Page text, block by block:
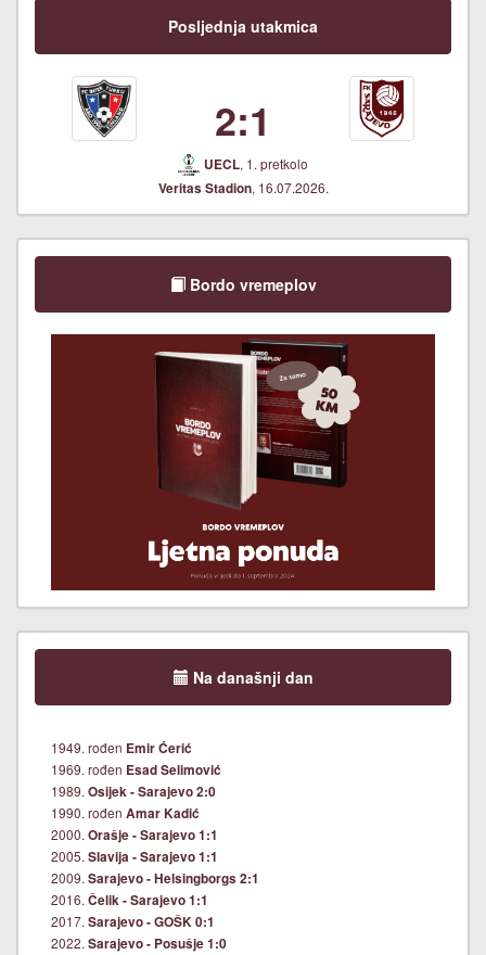
Posljednja utakmica
2:1
UECL, 1. pretkolo
Veritas Stadion, 16.07.2026.
Bordo vremeplov
Na današnji dan
1949. rođen Emir Ćerić
1969. rođen Esad Selimović
1989. Osijek - Sarajevo 2:0
1990. rođen Amar Kadić
2000. Orašje - Sarajevo 1:1
2005. Slavija - Sarajevo 1:1
2009. Sarajevo - Helsingborgs 2:1
2016. Čelik - Sarajevo 1:1
2017. Sarajevo - GOŠK 0:1
2022. Sarajevo - Posušje 1:0